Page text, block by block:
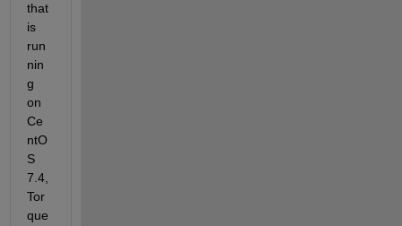
that
is
run
nin
g
on
Ce
ntO
S
7.4,
Tor
que